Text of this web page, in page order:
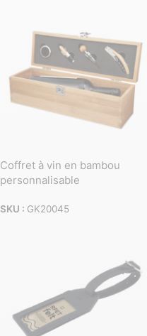
Coffret à vin en bambou
personnalisable
SKU : GK20045